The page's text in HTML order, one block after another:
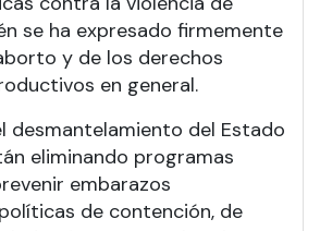
se ha expresado firmemente
y de los derechos
en general.
desmantelamiento del Estado
eliminando programas
embarazos
de contención, de